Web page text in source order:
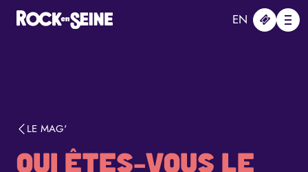
Aller au contenu principal
EN
LE MAG'
QUI ÊTES-VOUS LE
Panneau de gestion des cookies